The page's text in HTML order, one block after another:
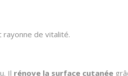
rayonne de vitalité.
Il rénove la surface cutanée